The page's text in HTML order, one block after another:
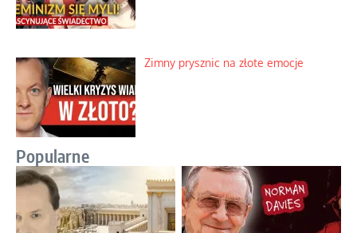
Zimny prysznic na złote emocje
Popularne